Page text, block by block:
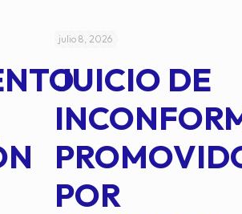
julio 8, 2026
JUICIO DE
POR